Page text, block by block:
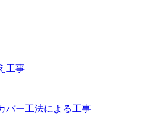
工事
バー工法による工事